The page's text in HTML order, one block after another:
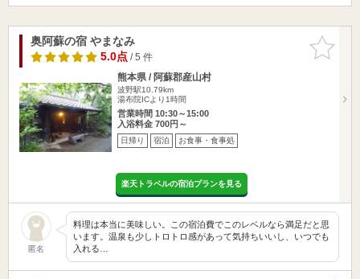
お気に入
りに追加
奥阿蘇の宿 やまなみ
5.0点/ 5 件
熊本県 / 阿蘇郡産山村
波野駅10.79km
湯布院ICより1時間
営業時間 10:30～15:00
入浴料金 700円～
日帰り 宿泊 お食事・食事処
楽天トラベルの宿泊プランを見る
匿名
料理は本当に美味しい。この宿泊費でこのレベルなら満足だと思
います。温泉も少しトロトロ感があって気持ちいいし、いつでも
入れる…